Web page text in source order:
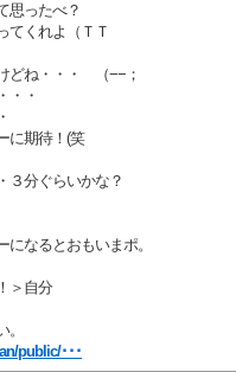
思ったべ？
くれよ（ＴＴ
どね・・・ （−−；
・・
に期待！(笑
３分ぐらいかな？
なるとおもいまポ。
＞自分
public/･･･